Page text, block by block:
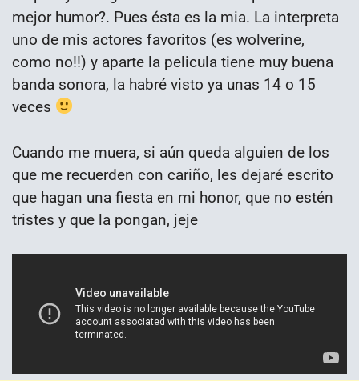
mejor humor?. Pues ésta es la mia. La interpreta
uno de mis actores favoritos (es wolverine,
como no!!) y aparte la pelicula tiene muy buena
banda sonora, la habré visto ya unas 14 o 15
veces
Cuando me muera, si aún queda alguien de los
que me recuerden con cariño, les dejaré escrito
que hagan una fiesta en mi honor, que no estén
tristes y que la pongan, jeje